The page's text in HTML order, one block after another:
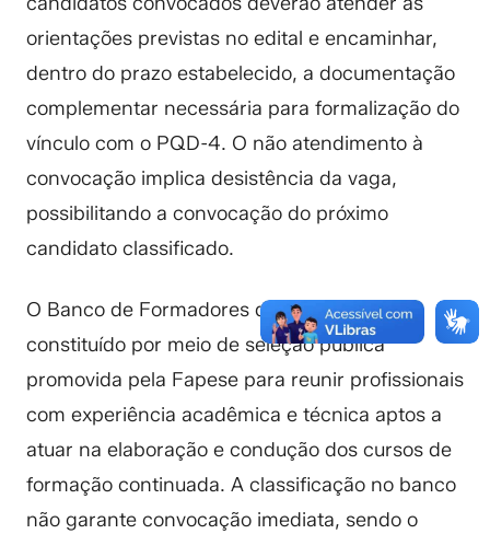
orientações previstas no edital e encaminhar,
dentro do prazo estabelecido, a documentação
complementar necessária para formalização do
vínculo com o PQD-4. O não atendimento à
convocação implica desistência da vaga,
possibilitando a convocação do próximo
candidato classificado.
O Banco de Formadores do PQD-4 foi
constituído por meio de seleção pública
promovida pela Fapese para reunir profissionais
com experiência acadêmica e técnica aptos a
atuar na elaboração e condução dos cursos de
formação continuada. A classificação no banco
não garante convocação imediata, sendo o